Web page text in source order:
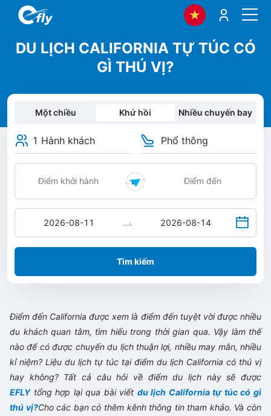
DU LỊCH CALIFORNIA TỰ TÚC CÓ
GÌ THÚ VỊ?
Một chiều Khứ hồi Nhiều chuyến bay
1 Hành khách Phổ thông
Tìm kiếm
Điểm đến California được xem là điểm đến tuyệt vời được nhiều
du khách quan tâm, tìm hiểu trong thời gian qua. Vậy làm thế
nào để có được chuyến du lịch thuận lợi, nhiều may mắn, nhiều
kỉ niệm? Liệu du lịch tự túc tại điểm du lịch California có thú vị
hay không? Tất cả câu hỏi về điểm du lịch này sẽ được
EFLYtổng hợp lại qua bài viết du lịch California tự túc có gì
thú vị?Cho các bạn có thêm kênh thông tin tham khảo. Và còn